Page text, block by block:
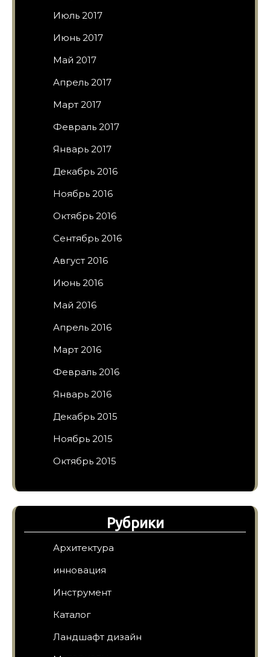
Июль 2017
Июнь 2017
Май 2017
Апрель 2017
Март 2017
Февраль 2017
Январь 2017
Декабрь 2016
Ноябрь 2016
Октябрь 2016
Сентябрь 2016
Август 2016
Июнь 2016
Май 2016
Апрель 2016
Март 2016
Февраль 2016
Январь 2016
Декабрь 2015
Ноябрь 2015
Октябрь 2015
Рубрики
Архитектура
инновация
Инструмент
Каталог
Ландшафт дизайн